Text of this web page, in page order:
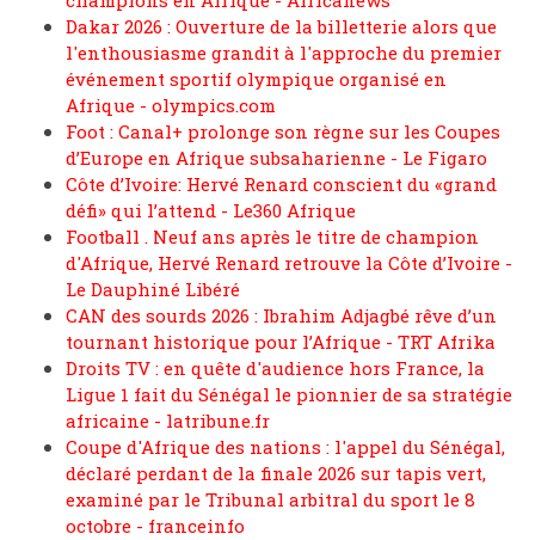
Dakar 2026 : Ouverture de la billetterie alors que
l'enthousiasme grandit à l'approche du premier
événement sportif olympique organisé en
Afrique - olympics.com
Foot : Canal+ prolonge son règne sur les Coupes
d’Europe en Afrique subsaharienne - Le Figaro
Côte d’Ivoire: Hervé Renard conscient du «grand
défi» qui l’attend - Le360 Afrique
Football . Neuf ans après le titre de champion
d'Afrique, Hervé Renard retrouve la Côte d’Ivoire -
Le Dauphiné Libéré
CAN des sourds 2026 : Ibrahim Adjagbé rêve d’un
tournant historique pour l’Afrique - TRT Afrika
Droits TV : en quête d'audience hors France, la
Ligue 1 fait du Sénégal le pionnier de sa stratégie
africaine - latribune.fr
Coupe d'Afrique des nations : l'appel du Sénégal,
déclaré perdant de la finale 2026 sur tapis vert,
examiné par le Tribunal arbitral du sport le 8
octobre - franceinfo